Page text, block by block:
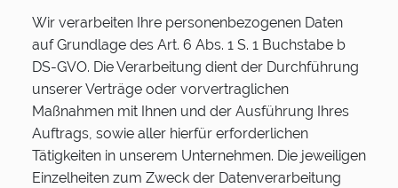
Wir verarbeiten Ihre personenbezogenen Daten
auf Grundlage des Art. 6 Abs. 1 S. 1 Buchstabe b
DS-GVO. Die Verarbeitung dient der Durchführung
unserer Verträge oder vorvertraglichen
Maßnahmen mit Ihnen und der Ausführung Ihres
Auftrags, sowie aller hierfür erforderlichen
Tätigkeiten in unserem Unternehmen. Die jeweiligen
Einzelheiten zum Zweck der Datenverarbeitung